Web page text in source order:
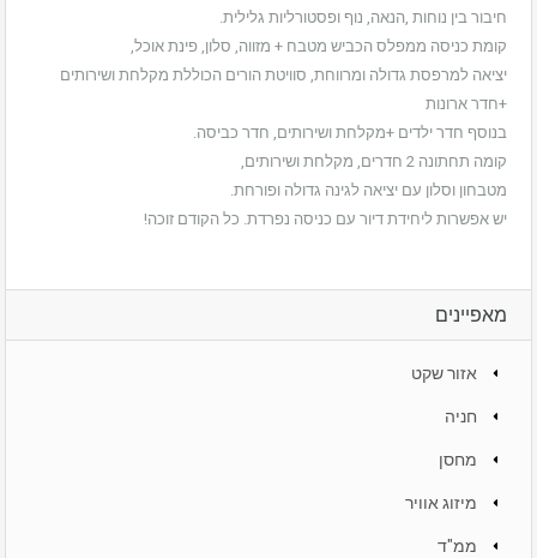
חיבור בין נוחות ,הנאה, נוף ופסטורליות גלילית.
קומת כניסה ממפלס הכביש מטבח + מזווה, סלון, פינת אוכל,
יציאה למרפסת גדולה ומרווחת, סוויטת הורים הכוללת מקלחת ושירותים
+חדר ארונות
בנוסף חדר ילדים +מקלחת ושירותים, חדר כביסה.
קומה תחתונה 2 חדרים, מקלחת ושירותים,
מטבחון וסלון עם יציאה לגינה גדולה ופורחת.
יש אפשרות ליחידת דיור עם כניסה נפרדת. כל הקודם זוכה!
מאפיינים
אזור שקט
חניה
מחסן
מיזוג אוויר
ממ"ד